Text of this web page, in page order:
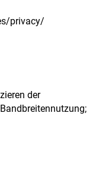
privacy/
der